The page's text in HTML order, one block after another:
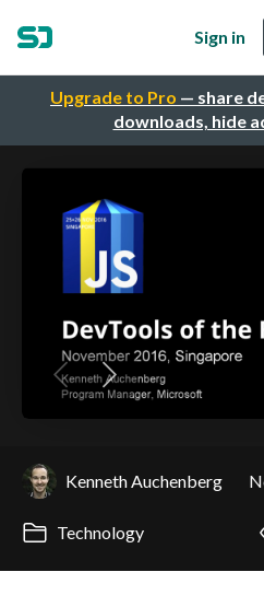
Upgrade to Pro — share
downloads, hide
Sign in
Kenneth Auchenberg
Technology